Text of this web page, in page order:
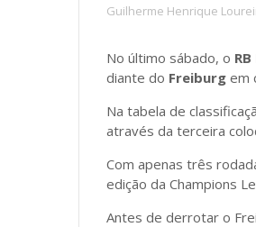
Guilherme Henrique
No último sábado, o
diante do Freiburg em
Na tabela de
através da terceira
Com apenas três
edição da Champions
Antes de derrotar o